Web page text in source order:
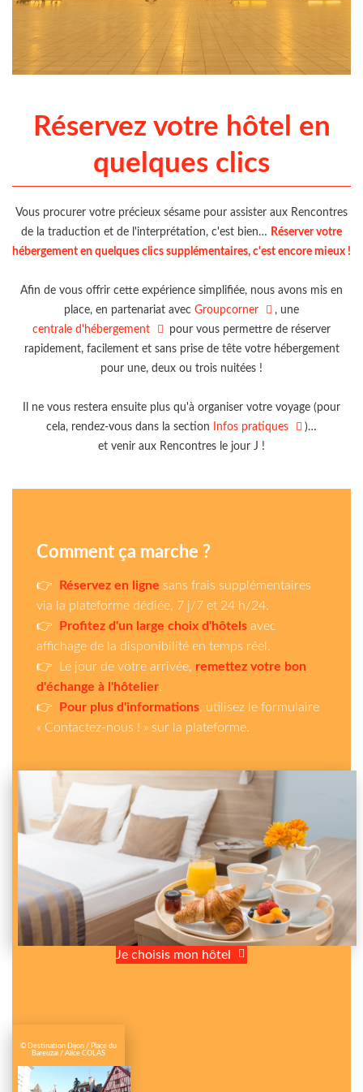
Réservez votre hôtel en
quelques clics
Vous procurer votre précieux sésame pour assister aux Rencontres
de la traduction et de l'interprétation, c'est bien… Réserver votre
hébergement en quelques clics supplémentaires, c'est encore mieux !
Afin de vous offrir cette expérience simplifiée, nous avons mis en
place, en partenariat avec Groupcorner
, une
centrale d'hébergement
pour vous permettre de réserver
rapidement, facilement et sans prise de tête votre hébergement
pour une, deux ou trois nuitées !
Il ne vous restera ensuite plus qu'à organiser votre voyage (pour
cela, rendez-vous dans la section
Infos pratiques
)…
et venir aux Rencontres le jour J !
Comment ça marche ?
👉 Réservez en ligne sans frais supplémentaires
via la plateforme dédiée, 7 j/7 et 24 h/24.
👉
Profitez d'un large choix d'hôtels avec
affichage de la disponibilité en temps réel.
👉 Le jour de votre arrivée, remettez votre bon
d'échange à l'hôtelier.
👉
Pour plus d'informations, utilisez le formulaire
« Contactez-nous ! » sur la plateforme.
Je choisis mon hôtel
© Destination Dijon / Place du
Bareuzai / Alice COLAS